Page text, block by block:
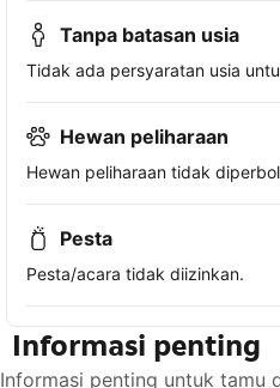
Tanpa batasan usia
Tidak ada persyaratan usia
Hewan peliharaan
Hewan peliharaan tidak
Pesta
Pesta/acara tidak diizinkan.
Informasi penting
Informasi penting untuk tamu